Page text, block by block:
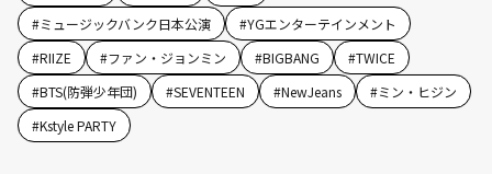
#ミュージックバンク日本公演 #YGエンターテインメント
#RIIZE #ファン・ジョンミン #BIGBANG #TWICE
#BTS(防弾少年団) #SEVENTEEN #NewJeans #ミン・ヒジン
#Kstyle PARTY